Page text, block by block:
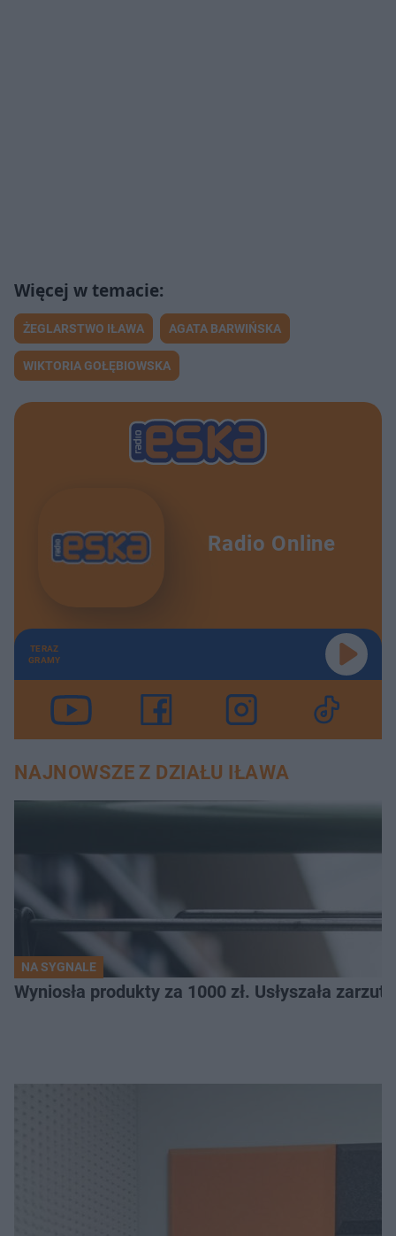
ŻEGLARSTWO IŁAWA AGATA BARWIŃSKA
WIKTORIA GOŁĘBIOWSKA
Radio Online
TERAZ
GRAMY
NAJNOWSZE Z DZIAŁU IŁAWA
NA SYGNALE
Wyniosła produkty za 1000 zł. Usłyszała zarzuty